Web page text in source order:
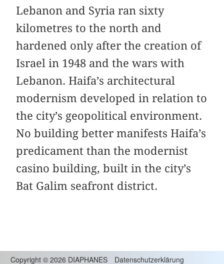
Lebanon and Syria ran sixty
kilometres to the north and
hardened only after the creation of
Israel in 1948 and the wars with
Lebanon. Haifa’s architectural
modernism developed in relation to
the city’s geopolitical environment.
No building better manifests Haifa’s
predicament than the modernist
casino building, built in the city’s
Bat Galim seafront district.
Copyright © 2026 DIAPHANES Datenschutzerklärung